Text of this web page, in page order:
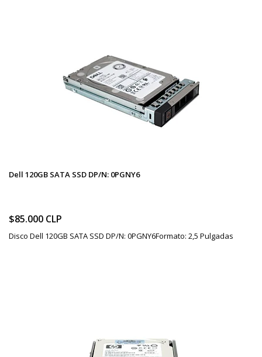
Dell 120GB SATA SSD DP/N: 0PGNY6
$85.000 CLP
Disco Dell 120GB SATA SSD DP/N: 0PGNY6Formato: 2,5 Pulgadas